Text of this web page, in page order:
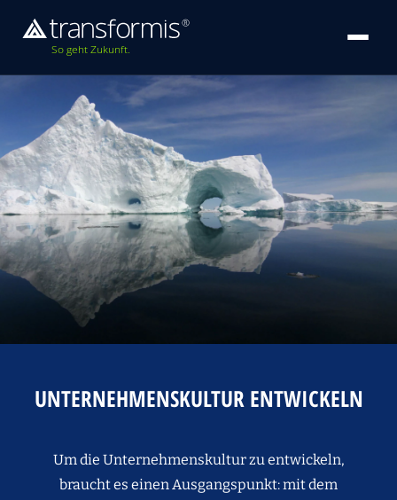
So geht Zukunft.
UNTERNEHMENSKULTUR ENTWICKELN
Um die Unternehmenskultur zu entwickeln,
braucht es einen Ausgangspunkt: mit dem